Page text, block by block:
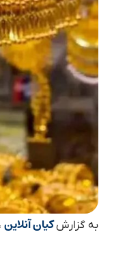
به گزارشکیان آنلاین ،